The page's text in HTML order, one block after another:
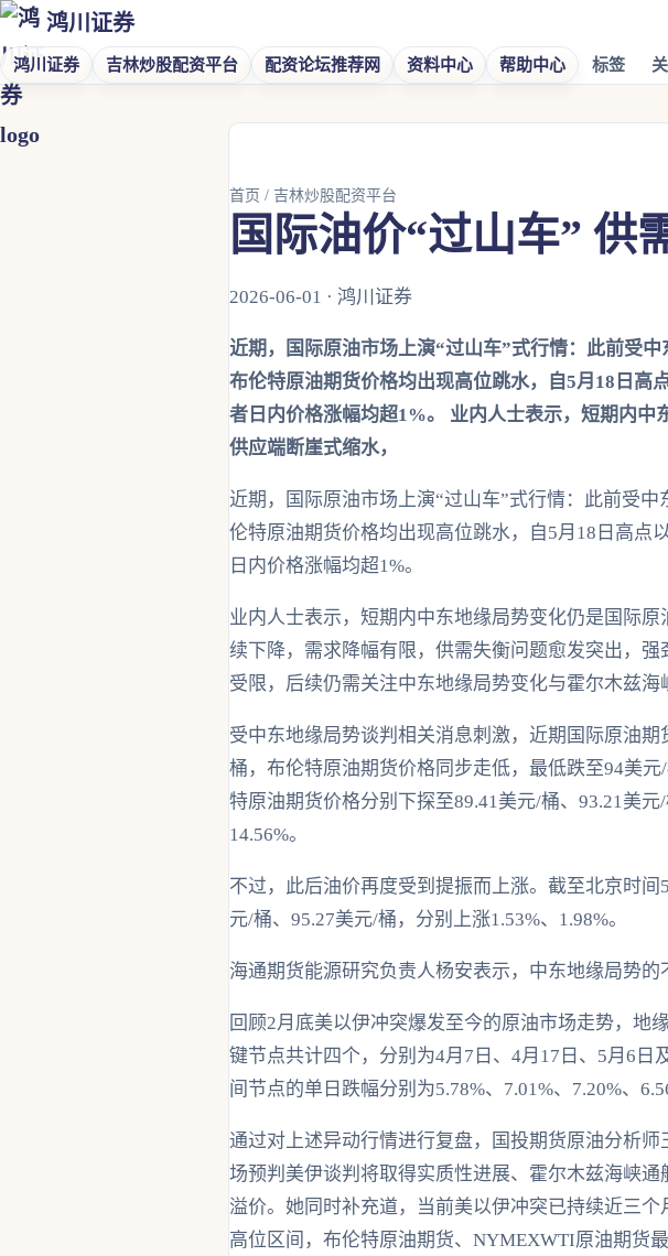
鸿川证券
鸿川证券 吉林炒股配资平台 配资论坛推荐网 资料中心 帮助中心 标签
首页 / 吉林炒股配资平台
国际油价“过山车” 供
2026-06-01 · 鸿川证券
近期，国际原油市场上演“过山车”式行情：此前受
布伦特原油期货价格均出现高位跳水，自5月18日高
者日内价格涨幅均超1%。 业内人士表示，短期内
供应端断崖式缩水，
近期，国际原油市场上演“过山车”式行情：此前受
伦特原油期货价格均出现高位跳水，自5月18日高点
日内价格涨幅均超1%。
业内人士表示，短期内中东地缘局势变化仍是国际
续下降，需求降幅有限，供需失衡问题愈发突出，
受限，后续仍需关注中东地缘局势变化与霍尔木兹海
受中东地缘局势谈判相关消息刺激，近期国际原油
桶，布伦特原油期货价格同步走低，最低跌至94美
特原油期货价格分别下探至89.41美元/桶、93.21美
14.56%。
不过，此后油价再度受到提振而上涨。截至北京时
元/桶、95.27美元/桶，分别上涨1.53%、1.98%。
海通期货能源研究负责人杨安表示，中东地缘局势的
回顾2月底美以伊冲突爆发至今的原油市场走势，地
键节点共计四个，分别为4月7日、4月17日、5月6
间节点的单日跌幅分别为5.78%、7.01%、7.20%、
通过对上述异动行情进行复盘，国投期货原油分析
场预判美伊谈判将取得实质性进展、霍尔木兹海峡
溢价。她同时补充道，当前美以伊冲突已持续近三
高位区间，布伦特原油期货、NYMEXWTI原油期货